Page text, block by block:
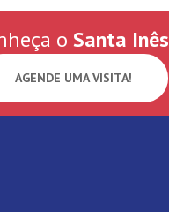
o Santa Inês
AGENDE UMA VISITA!